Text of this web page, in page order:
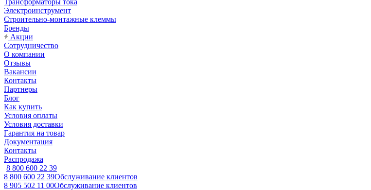
Трансформаторы тока
Электроинструмент
Строительно-монтажные клеммы
Бренды
Акции
Сотрудничество
О компании
Отзывы
Вакансии
Контакты
Партнеры
Блог
Как купить
Условия оплаты
Условия доставки
Гарантия на товар
Документация
Контакты
Распродажа
8 800 600 22 39
8 800 600 22 39Обслуживание клиентов
8 905 502 11 00Обслуживание клиентов